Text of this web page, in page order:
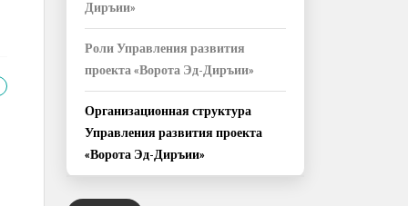
Диръии»
Роли Управления развития
проекта «Ворота Эд-Диръии»
Организационная структура
Управления развития проекта
«Ворота Эд-Диръии»